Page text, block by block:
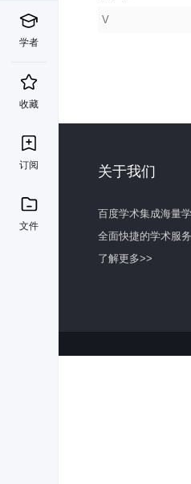
学者
收藏
订阅
文件
V
关于我们
百度学术集成海量
全面快捷的学术服
了解更多>>